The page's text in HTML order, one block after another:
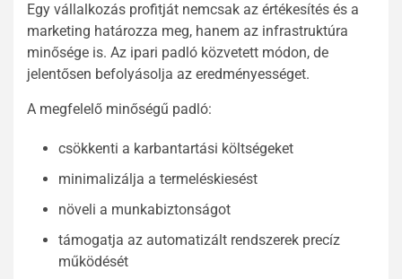
Egy vállalkozás profitját nemcsak az értékesítés és a
marketing határozza meg, hanem az infrastruktúra
minősége is. Az ipari padló közvetett módon, de
jelentősen befolyásolja az eredményességet.
A megfelelő minőségű padló:
csökkenti a karbantartási költségeket
minimalizálja a termeléskiesést
növeli a munkabiztonságot
támogatja az automatizált rendszerek precíz
működését